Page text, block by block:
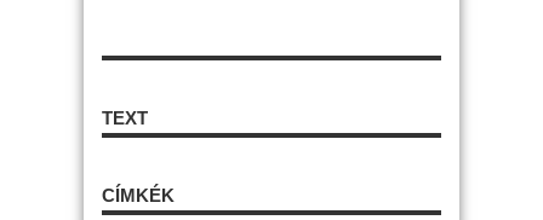
TEXT
CÍMKÉK